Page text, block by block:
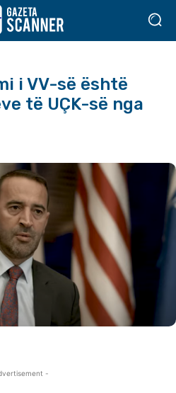
i VV-së është
të UÇK-së nga
-